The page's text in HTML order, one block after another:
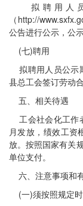
拟聘用人员
（http://
公告进行公示，公
(七)聘用
拟聘用人员公示
县总工会签订劳动
五、相关待遇
工会社会化工作
月发放，绩效工资
放。按照国家有关
单位支付。
六、注意事项和
(一)须按照规定时